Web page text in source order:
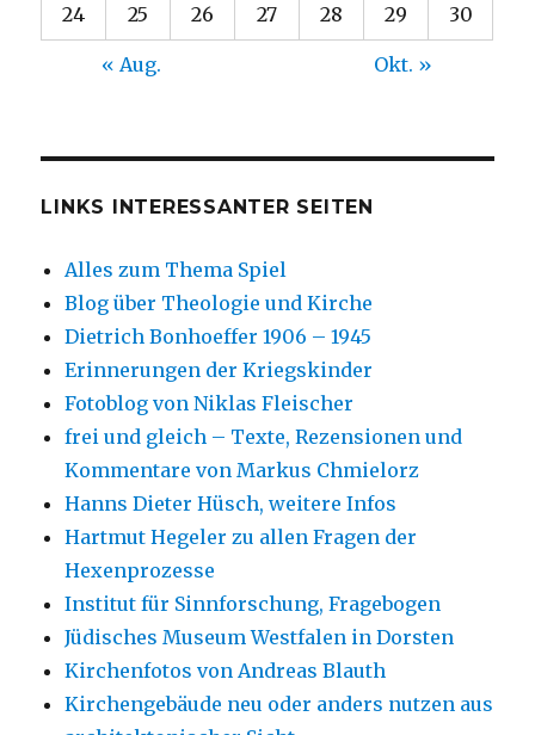
24 25 26 27 28 29 30
« Aug. Okt. »
LINKS INTERESSANTER SEITEN
Alles zum Thema Spiel
Blog über Theologie und Kirche
Dietrich Bonhoeffer 1906 – 1945
Erinnerungen der Kriegskinder
Fotoblog von Niklas Fleischer
frei und gleich – Texte, Rezensionen und
Kommentare von Markus Chmielorz
Hanns Dieter Hüsch, weitere Infos
Hartmut Hegeler zu allen Fragen der
Hexenprozesse
Institut für Sinnforschung, Fragebogen
Jüdisches Museum Westfalen in Dorsten
Kirchenfotos von Andreas Blauth
Kirchengebäude neu oder anders nutzen aus